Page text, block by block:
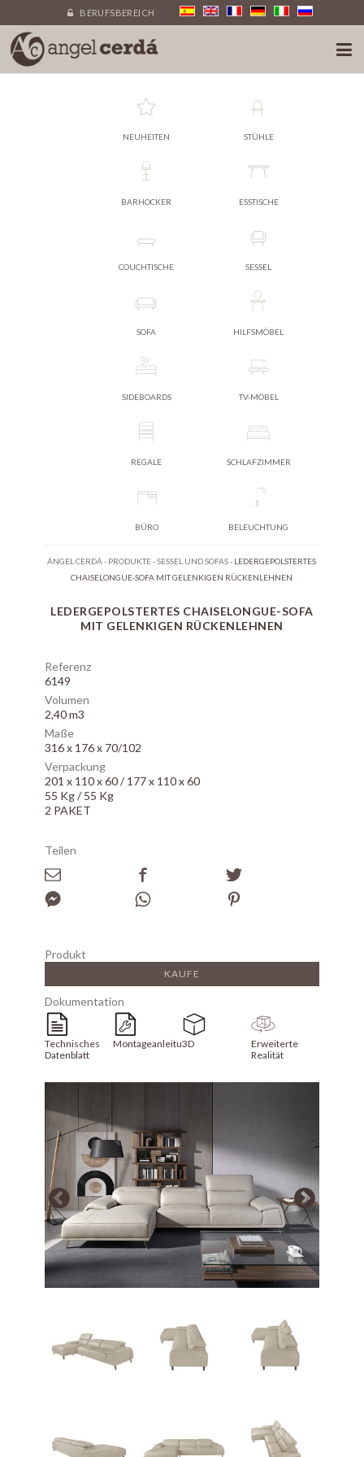
BERUFSBEREICH
NEUHEITEN STÜHLE
BARHOCKER ESSTISCHE
COUCHTISCHE SESSEL
SOFA HILFSMÖBEL
SIDEBOARDS TV-MÖBEL
REGALE SCHLAFZIMMER
BÜRO BELEUCHTUNG
ÁNGEL CERDÁ - PRODUKTE-SESSEL UND SOFAS- LEDERGEPOLSTERTES
CHAISELONGUE-SOFA MIT GELENKIGEN RÜCKENLEHNEN
LEDERGEPOLSTERTES CHAISELONGUE-SOFA
MIT GELENKIGEN RÜCKENLEHNEN
Referenz
6149
Volumen
2,40 m3
Maße
316 x 176 x 70/102
Verpackung
201 x 110 x 60 / 177 x 110 x 60
55 Kg / 55 Kg
2 PAKET
Teilen
Produkt
KAUFE
Dokumentation
Technisches
Datenblatt
Montageanleitung
3D
Erweiterte
Realität